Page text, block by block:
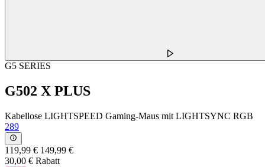
G5 SERIES
G502 X PLUS
Kabellose LIGHTSPEED Gaming-Maus mit LIGHTSYNC RGB
289
119,99 € 149,99 €
30,00 € Rabatt